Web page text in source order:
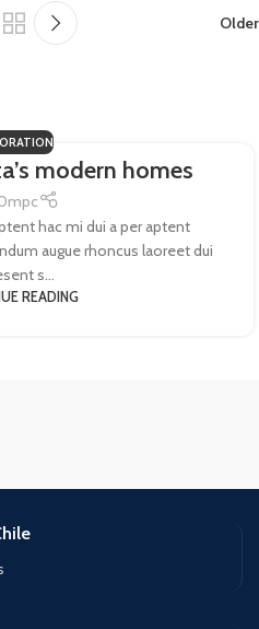
Older
modern homes
hac mi dui a per aptent
augue rhoncus laoreet dui
s...
READING